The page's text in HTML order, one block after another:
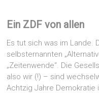
Ein ZDF von allen
Es tut sich was im Lande.
selbsternannten
„Zeitenwende“. Die
also wir (!) – sind
Achtzig Jahre Demokratie